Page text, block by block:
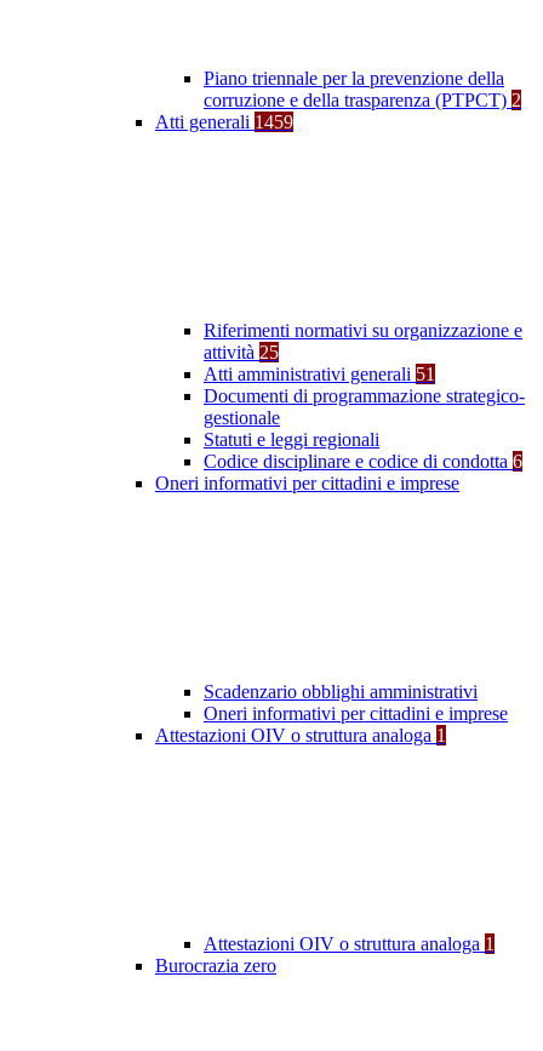
Piano triennale per la prevenzione della
corruzione e della trasparenza (PTPCT) 2
Atti generali 1459
Riferimenti normativi su organizzazione e
attività 25
Atti amministrativi generali 51
Documenti di programmazione strategico-
gestionale
Statuti e leggi regionali
Codice disciplinare e codice di condotta 6
Oneri informativi per cittadini e imprese
Scadenzario obblighi amministrativi
Oneri informativi per cittadini e imprese
Attestazioni OIV o struttura analoga 1
Attestazioni OIV o struttura analoga 1
Burocrazia zero